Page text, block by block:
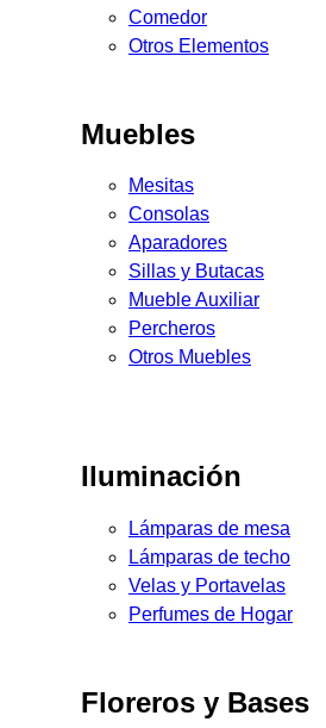
Comedor
Otros Elementos
Muebles
Mesitas
Consolas
Aparadores
Sillas y Butacas
Mueble Auxiliar
Percheros
Otros Muebles
Iluminación
Lámparas de mesa
Lámparas de techo
Velas y Portavelas
Perfumes de Hogar
Floreros y Bases